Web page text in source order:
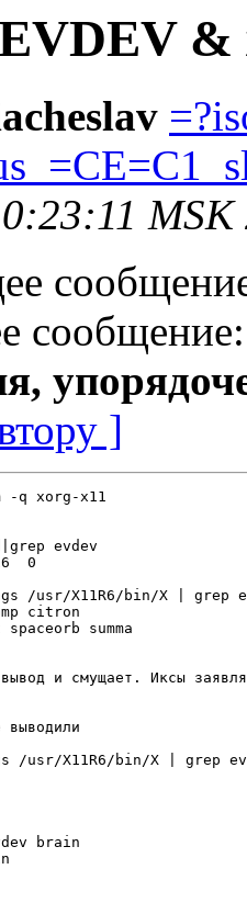
MSK
]
-q xorg-x11
evdev
0
/usr/X11R6/bin/X | grep
elographics tek4957
jamstudio fpit 				palmax ur98 aiptek evdev
и смущает. Иксы
/usr/X11R6/bin/X | grep
brain